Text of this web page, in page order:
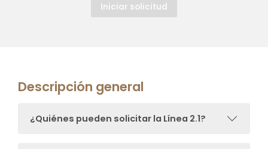
Iniciar solicitud
Descripción general
¿Quiénes pueden solicitar la Línea 2.1?